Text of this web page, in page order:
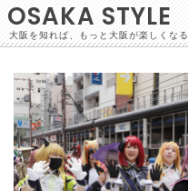
OSAKA STYLE
大阪を知れば、もっと大阪が楽しくなる